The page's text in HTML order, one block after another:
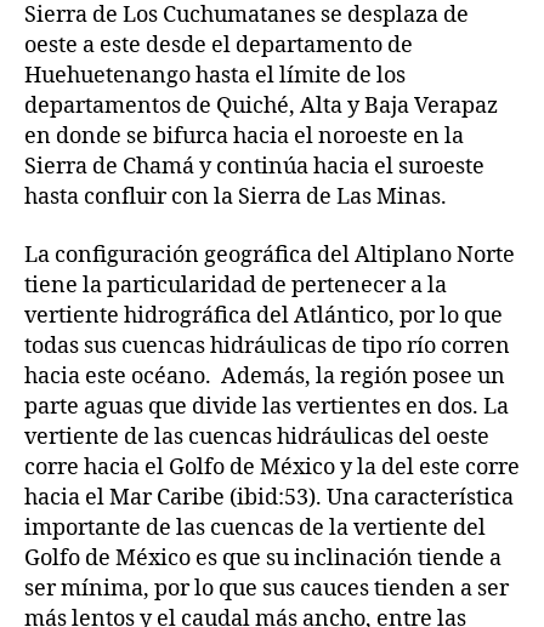
Sierra de Los Cuchumatanes se desplaza de
oeste a este desde el departamento de
Huehuetenango hasta el límite de los
departamentos de Quiché, Alta y Baja Verapaz
en donde se bifurca hacia el noroeste en la
Sierra de Chamá y continúa hacia el suroeste
hasta confluir con la Sierra de Las Minas.
La configuración geográfica del Altiplano Norte
tiene la particularidad de pertenecer a la
vertiente hidrográfica del Atlántico, por lo que
todas sus cuencas hidráulicas de tipo río corren
hacia este océano. Además, la región posee un
parte aguas que divide las vertientes en dos. La
vertiente de las cuencas hidráulicas del oeste
corre hacia el Golfo de México y la del este corre
hacia el Mar Caribe (ibid:53). Una característica
importante de las cuencas de la vertiente del
Golfo de México es que su inclinación tiende a
ser mínima, por lo que sus cauces tienden a ser
más lentos y el caudal más ancho, entre las